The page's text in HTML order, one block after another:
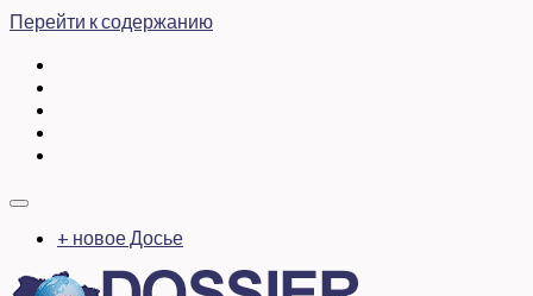
Перейти к содержанию
+ новое Досье